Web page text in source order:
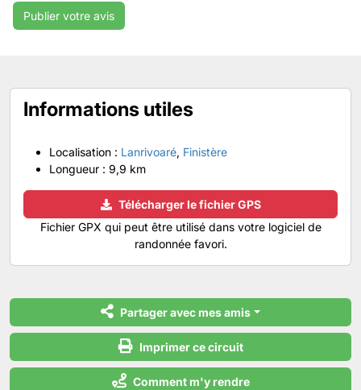
Informations utiles
Localisation : Lanrivoaré, Finistère
Longueur : 9,9 km
Télécharger le fichier GPS
Fichier GPX qui peut être utilisé dans votre logiciel de
randonnée favori.
Partager avec mes amis
Imprimer ce circuit
Comment m'y rendre